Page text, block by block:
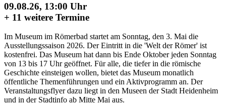
09.08.26, 13:00 Uhr
+ 11 weitere Termine
Im Museum im Römerbad startet am Sonntag, den 3. Mai die
Ausstellungssaison 2026. Der Eintritt in die 'Welt der Römer' ist
kostenfrei. Das Museum hat dann bis Ende Oktober jeden Sonntag
von 13 bis 17 Uhr geöffnet. Für alle, die tiefer in die römische
Geschichte einsteigen wollen, bietet das Museum monatlich
öffentliche Themenführungen und ein Aktivprogramm an. Der
Veranstaltungsflyer dazu liegt in den Museen der Stadt Heidenheim
und in der Stadtinfo ab Mitte Mai aus.